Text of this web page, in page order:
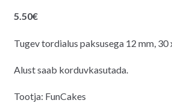
5.50€
Tugev tordialus paksusega 12 mm, 30
Alust saab korduvkasutada.
Tootja: FunCakes